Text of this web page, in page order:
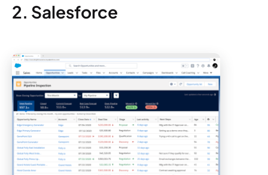
2. Salesforce